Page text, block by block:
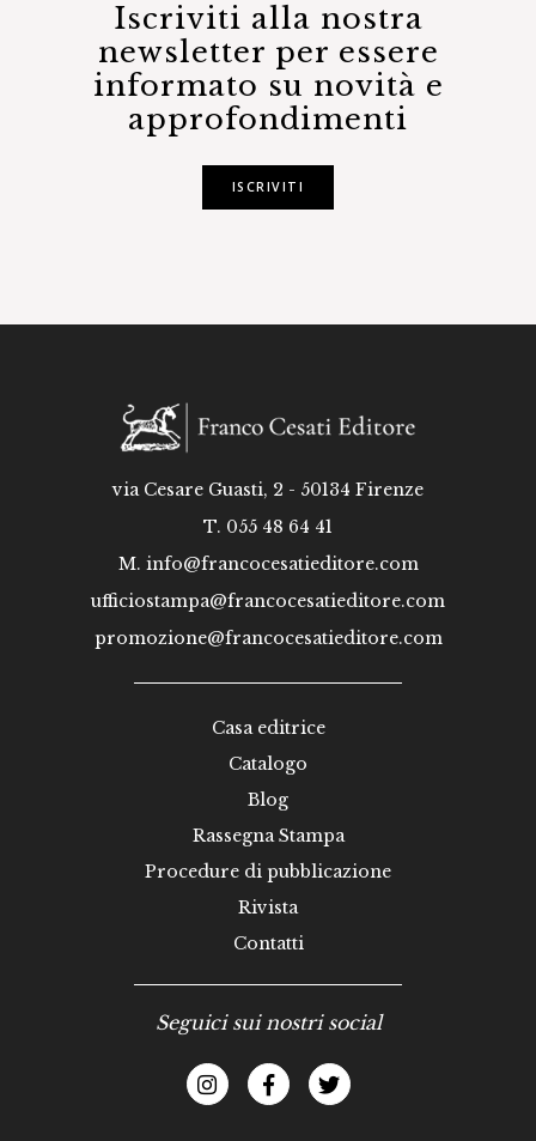
Iscriviti alla nostra
newsletter per essere
informato su novità e
approfondimenti
ISCRIVITI
via Cesare Guasti, 2 - 50134 Firenze
T. 055 48 64 41
M. info@francocesatieditore.com
ufficiostampa@francocesatieditore.com
promozione@francocesatieditore.com
Casa editrice
Catalogo
Blog
Rassegna Stampa
Procedure di pubblicazione
Rivista
Contatti
Seguici sui nostri social